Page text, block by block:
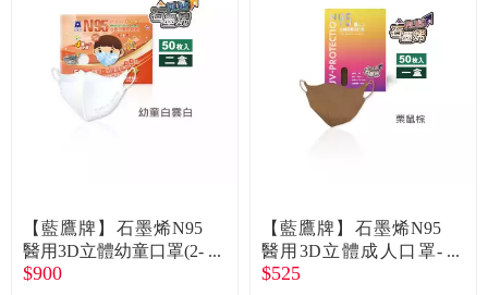
【藍鷹牌】石墨烯N95
醫用3D立體幼童口罩(2-
6歲)-白雲白(50片x2盒)
$900
【藍鷹牌】石墨烯N95
醫用3D立體成人口罩-
栗鼠棕（50片/盒）廠商
$525